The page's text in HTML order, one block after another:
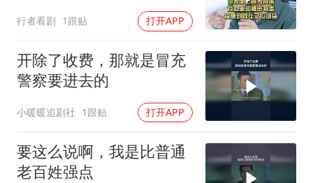
行者看剧 1跟贴 打开APP
开除了收费，那就是冒充
警察要进去的
小暖暖追剧社 1跟贴 打开APP
要这么说啊，我是比普通
老百姓强点